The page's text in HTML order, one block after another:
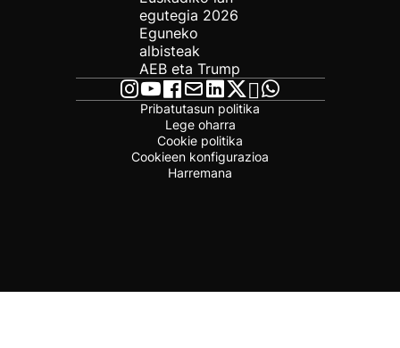
egutegia 2026
Eguneko
albisteak
AEB eta Trump
Pribatutasun politika
Lege oharra
Cookie politika
Cookieen konfigurazioa
Harremana